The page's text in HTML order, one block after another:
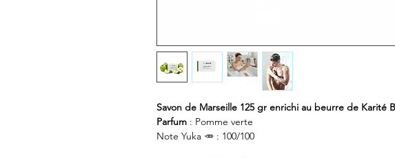
Savon de Marseille 125 gr enrichi au beurre de Karité
Parfum : Pomme verte
Note Yuka 🥕 : 100/100